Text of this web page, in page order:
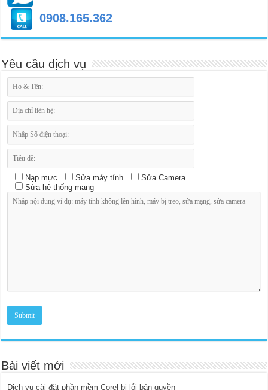
0908.165.362
Yêu cầu dịch vụ
Nạp mực Sửa máy tính
Sửa Camera
Sửa hệ thống mạng
Bài viết mới
Dịch vụ cài đặt phần mềm Corel bị lỗi bản quyền